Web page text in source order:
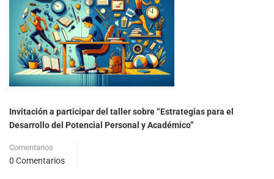
Invitación a participar del taller sobre “Estrategias para el
Desarrollo del Potencial Personal y Académico”
Comentarios
0 Comentarios